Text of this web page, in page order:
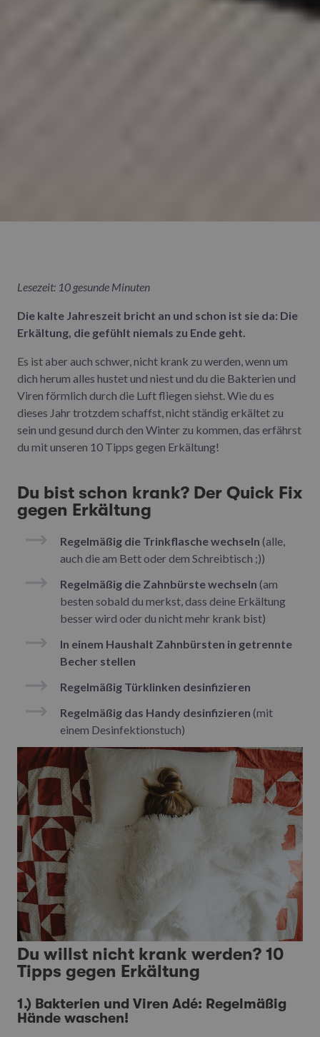
Lesezeit: 10 gesunde Minuten
Die kalte Jahreszeit bricht an und schon ist sie da: Die
Erkältung, die gefühlt niemals zu Ende geht.
Es ist aber auch schwer, nicht krank zu werden, wenn um
dich herum alles hustet und niest und du die Bakterien und
Viren förmlich durch die Luft fliegen siehst. Wie du es
dieses Jahr trotzdem schaffst, nicht ständig erkältet zu
sein und gesund durch den Winter zu kommen, das erfährst
du mit unseren 10 Tipps gegen Erkältung!
Du bist schon krank? Der Quick Fix
gegen Erkältung
Regelmäßig die Trinkflasche wechseln (alle,
auch die am Bett oder dem Schreibtisch ;))
Regelmäßig die Zahnbürste wechseln (am
besten sobald du merkst, dass deine Erkältung
besser wird oder du nicht mehr krank bist)
In einem Haushalt Zahnbürsten in getrennte
Becher stellen
Regelmäßig Türklinken desinfizieren
Regelmäßig das Handy desinfizieren (mit
einem Desinfektionstuch)
Du willst nicht krank werden? 10
Tipps gegen Erkältung
1.) Bakterien und Viren Adé: Regelmäßig
Hände waschen!